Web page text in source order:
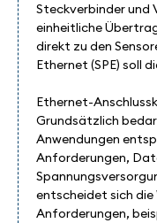
Steckverbinder und
einheitliche
direkt zu den
Ethernet (SPE) soll
Ethernet-
Grundsätzlich
Anwendungen
Anforderungen,
entscheidet sich die
Anforderungen,